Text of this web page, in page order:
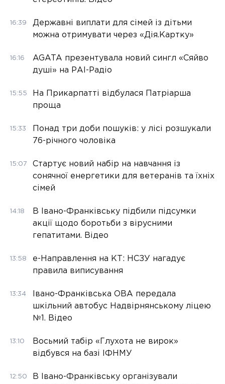
16:39
Державні виплати для сімей із дітьми
можна отримувати через «Дія.Картку»
16:16
AGATA презентувала новий сингл «Сяйво
душі» на РАІ-Радіо
15:55
На Прикарпатті відбулася Патріарша
проща
15:33
Понад три доби пошуків: у лісі розшукали
76-річного чоловіка
15:07
Стартує новий набір на навчання із
сонячної енергетики для ветеранів та їхніх
сімей
14:18
В Івано-Франківську підбили підсумки
акції щодо боротьби з вірусними
гепатитами. Відео
13:58
е-Направлення на КТ: НСЗУ нагадує
правила виписування
13:34
Івано-Франківська ОВА передала
шкільний автобус Надвірнянському ліцею
№1. Відео
13:10
Восьмий табір «Глухота не вирок»
відбувся на базі ІФНМУ
12:50
В Івано-Франківську організували